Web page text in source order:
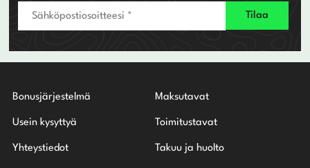
Bonusjärjestelmä
Usein kysyttyä
Yhteystiedot
Maksutavat
Toimitustavat
Takuu ja huolto